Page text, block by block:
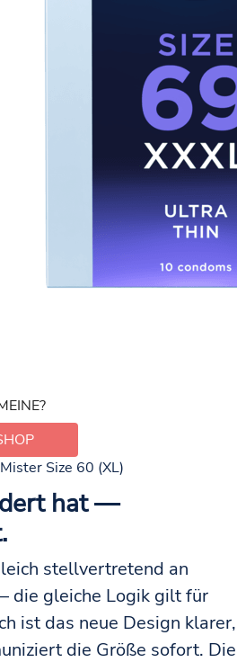
Size 60 (XL)
hat —
stellvertretend an
die gleiche Logik gilt für
ist das neue Design klarer,
die Größe sofort. Die